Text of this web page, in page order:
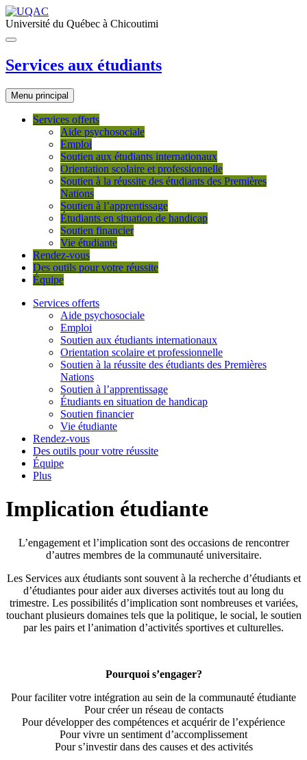
Université du Québec à Chicoutimi
Services aux étudiants
Menu principal
Services offerts
Aide psychosociale
Emploi
Soutien aux étudiants internationaux
Orientation scolaire et professionnelle
Soutien à la réussite des étudiants des Premières
Nations
Soutien à l’apprentissage
Étudiants en situation de handicap
Soutien financier
Vie étudiante
Rendez-vous
Des outils pour votre réussite
Équipe
Services offerts
Aide psychosociale
Emploi
Soutien aux étudiants internationaux
Orientation scolaire et professionnelle
Soutien à la réussite des étudiants des Premières
Nations
Soutien à l’apprentissage
Étudiants en situation de handicap
Soutien financier
Vie étudiante
Rendez-vous
Des outils pour votre réussite
Équipe
Plus
Implication étudiante
L’engagement et l’implication sont des occasions de rencontrer
d’autres membres de la communauté universitaire.
Les Services aux étudiants sont souvent à la recherche d’étudiants et
d’étudiantes pour aider aux diverses activités tout au long du
trimestre. Les possibilités d’implication sont nombreuses et variées,
touchant plusieurs domaines tels que la politique, le social, le soutien
par les pairs et l’animation d’activités sportives et culturelles.
Pourquoi s’engager?
Pour faciliter votre intégration au sein de la communauté étudiante
Pour créer un réseau de contacts
Pour développer des compétences et acquérir de l’expérience
Pour vivre un sentiment d’accomplissement
Pour s’investir dans des causes et des activités